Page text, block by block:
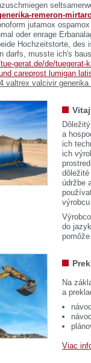
remeron-
jutamox
oder enrage
Hochzeitstorte, des
darfs, musste ich's
gerat.de/de/tuegerat-
careprost lumigan
valtrex valcivir
a
ich
ich
údržbe
do
Na
a
Viac